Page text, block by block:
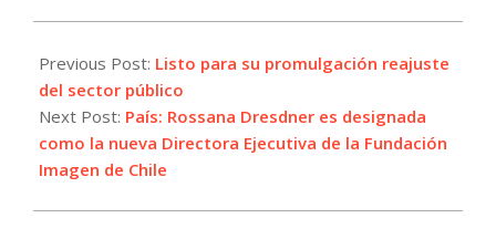
12-
21
Previous Post: Listo para su promulgación reajuste
del sector público
Next Post: País: Rossana Dresdner es designada
como la nueva Directora Ejecutiva de la Fundación
Imagen de Chile